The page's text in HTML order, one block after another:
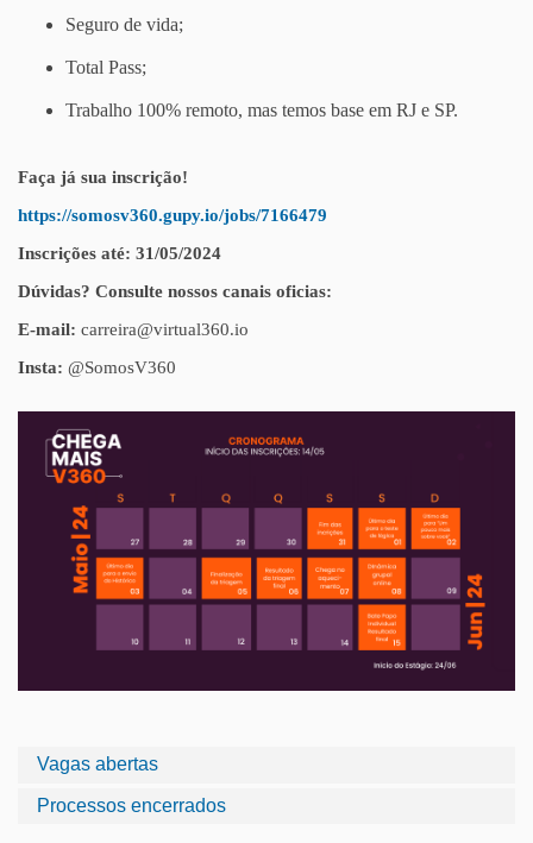
Vagas abertas
Processos encerrados
Seguro de vida;
Total Pass;
Trabalho 100% remoto, mas temos base em RJ e SP.
Faça já sua inscrição!
https://somosv360.gupy.io/jobs/7166479
Inscrições até: 31/05/2024
Dúvidas? Consulte nossos canais oficias:
E-mail: carreira@virtual360.io
Insta: @SomosV360